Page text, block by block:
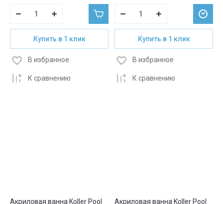
Купить в 1 клик
К сравнению
В избранное
Купить в 1 клик
К сравнению
В избранное
Акриловая ванна Koller Pool Акриловая ванна Koller Pool